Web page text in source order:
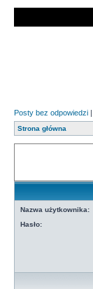
Posty bez odpowiedzi |
Strona główna
Nazwa użytkownika:
Hasło: